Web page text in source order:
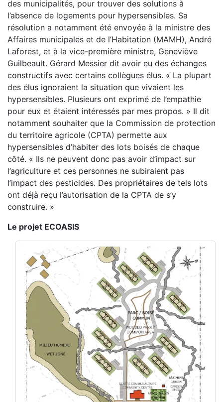
des municipalités, pour trouver des solutions à
l’absence de logements pour hypersensibles. Sa
résolution a notamment été envoyée à la ministre des
Affaires municipales et de l’Habitation (MAMH), André
Laforest, et à la vice-première ministre, Geneviève
Guilbeault. Gérard Messier dit avoir eu des échanges
constructifs avec certains collègues élus. « La plupart
des élus ignoraient la situation que vivaient les
hypersensibles. Plusieurs ont exprimé de l’empathie
pour eux et étaient intéressés par mes propos. » Il dit
notamment souhaiter que la Commission de protection
du territoire agricole (CPTA) permette aux
hypersensibles d’habiter des lots boisés de chaque
côté. « Ils ne peuvent donc pas avoir d’impact sur
l’agriculture et ces personnes ne subiraient pas
l’impact des pesticides. Des propriétaires de tels lots
ont déjà reçu l’autorisation de la CPTA de s’y
construire. »
Le projet ECOASIS